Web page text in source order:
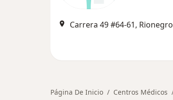
Carrera 49 #64-61, Rionegro
Página De Inicio Centros Médicos